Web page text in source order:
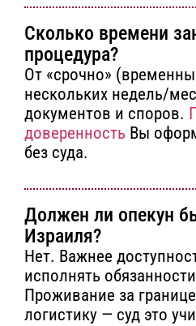
Сколько времени
процедура?
От «срочно»
нескольких недель/
документов и споров.
доверенность Вы
без суда.
Должен ли опекун
Израиля?
Нет. Важнее
исполнять
Проживание за
логистику — суд это